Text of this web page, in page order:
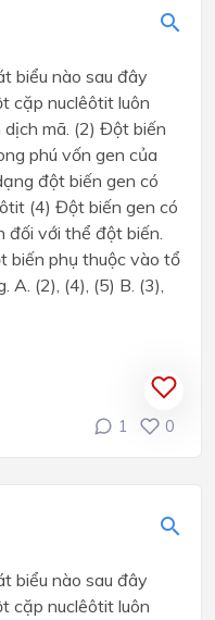
biểu nào sau đây
cặp nuclêôtit luôn
mã. (2) Đột biến
phú vốn gen của
đột biến gen có
(4) Đột biến gen có
đối với thể đột biến.
biến phụ thuộc vào tổ
A. (2), (4), (5) B. (3),
1 0
biểu nào sau đây
cặp nuclêôtit luôn